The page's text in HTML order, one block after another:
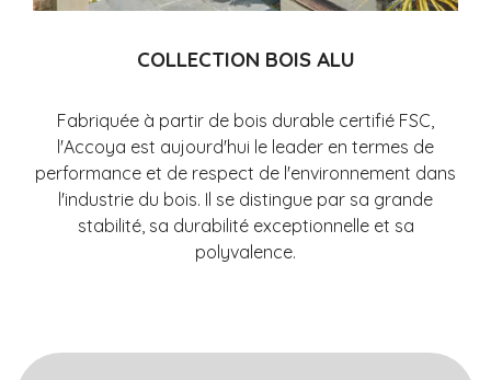
COLLECTION BOIS ALU
Fabriquée à partir de bois durable certifié FSC,
l'Accoya est aujourd'hui le leader en termes de
performance et de respect de l'environnement dans
l'industrie du bois. Il se distingue par sa grande
stabilité, sa durabilité exceptionnelle et sa
polyvalence.